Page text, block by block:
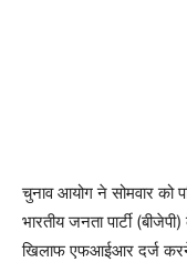
चुनाव आयोग ने सोमवार
भारतीय जनता पार्टी
खिलाफ एफआईआर दर्ज करने